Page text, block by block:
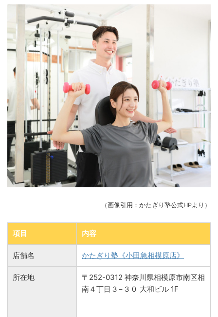
（画像引用：かたぎり塾公式HPより）
項目 内容
店舗名 かたぎり塾《小田急相模原店》
所在地
〒252-0312 神奈川県相模原市南区相
南４丁目３−３０ 大和ビル 1F